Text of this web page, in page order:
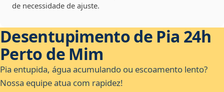
de necessidade de ajuste.
Desentupimento de Pia 24h
Perto de Mim
Pia entupida, água acumulando ou escoamento lento?
Nossa equipe atua com rapidez!